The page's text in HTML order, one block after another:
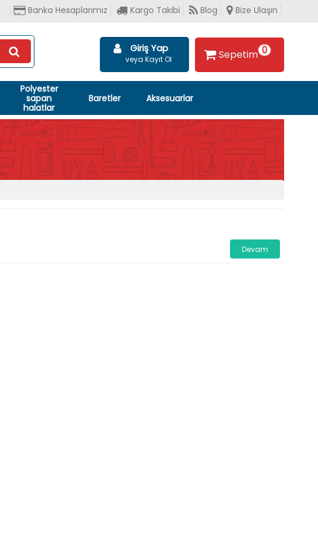
Banka Hesaplarımız Kargo Takibi Blog Bize Ulaşın
Giriş Yap
veya Kayıt Ol Sepetim 0
Polyester
sapan
halatlar
Baretler Aksesuarlar
Devam